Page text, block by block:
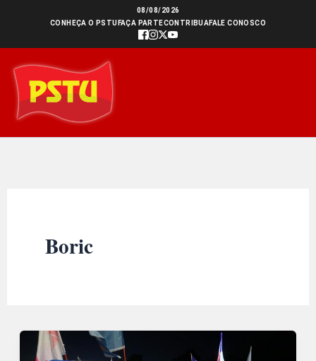
conteúdo
08/08/2026
CONHEÇA O PSTU FAÇA PARTECONTRIBUAFALE CONOSCO
Boric